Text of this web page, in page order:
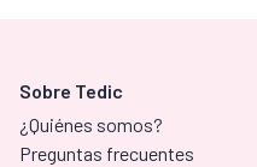
Sobre Tedic
¿Quiénes somos?
Preguntas frecuentes